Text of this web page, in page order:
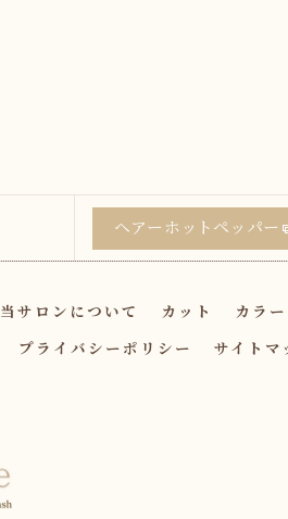
ヘアーホットペッパー
当サロンについて カット カラー
プライバシーポリシー サイトマ